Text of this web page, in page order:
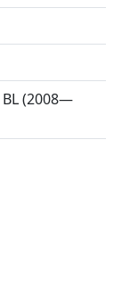
(2008—